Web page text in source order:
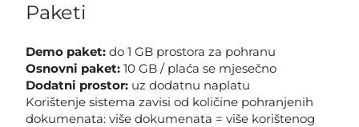
Paketi
Demo paket: do 1 GB prostora za pohranu
Osnovni paket: 10 GB / plaća se mjesečno
Dodatni prostor: uz dodatnu naplatu
Korištenje sistema zavisi od količine pohranjenih
dokumenata: više dokumenata = više korištenog